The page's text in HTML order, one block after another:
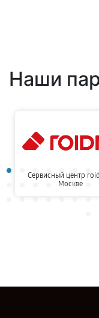
Наши
Сервисный центр
Москве